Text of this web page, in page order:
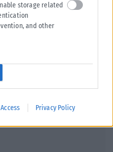
storage related
and other
Privacy Policy
το πρωί του Σαββάτου 08/08 το
Σποράδες από το Λιμάνι...